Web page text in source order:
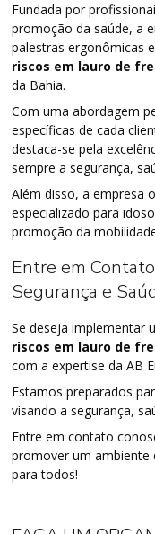
Fundada por
promoção da saúde, a
palestras ergonômicas e
riscos em lauro de
da Bahia.
Com uma abordagem
específicas de cada
destaca-se pela
sempre a segurança,
Além disso, a empresa
especializado para
promoção da
Entre em
Segurança e
Se deseja implementar
riscos em lauro de
com a expertise da AB
Estamos preparados
visando a segurança,
Entre em contato
promover um ambiente
para todos!